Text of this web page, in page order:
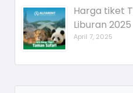
Harga tiket
Liburan 2025
April 7, 2025